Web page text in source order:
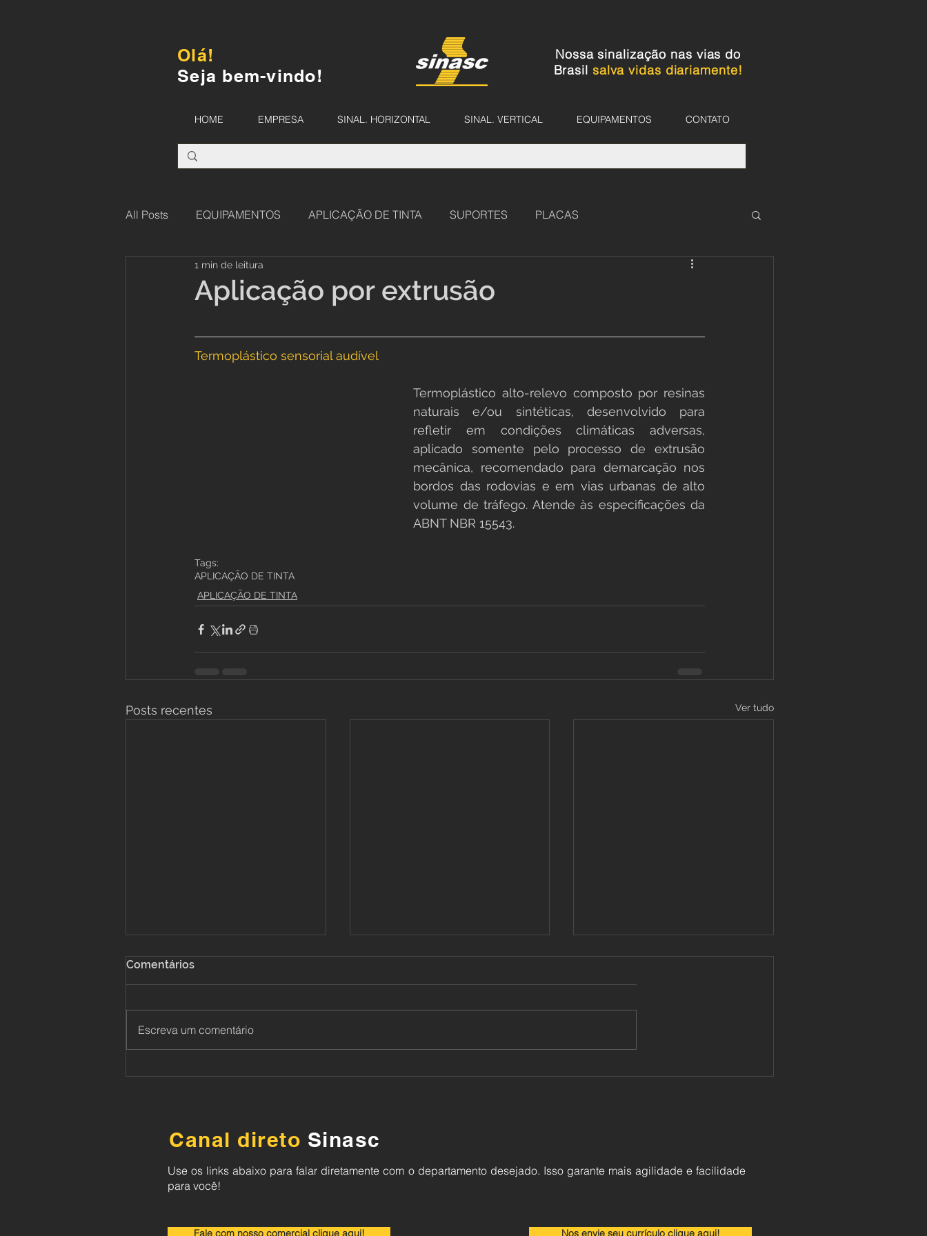
Olá!
Seja bem-vindo!
Nossa sinalização nas vias do
Brasil salva vidas diariamente!
HOME EMPRESA SINAL. HORIZONTAL SINAL. VERTICAL EQUIPAMENTOS CONTATO
All Posts EQUIPAMENTOS APLICAÇÃO DE TINTA SUPORTES PLACAS
Aplicação por extrusão
1 min de leitura
Termoplástico sensorial audível
Termoplástico alto-relevo composto por resinas
naturais e/ou sintéticas, desenvolvido para
refletir em condições climáticas adversas,
aplicado somente pelo processo de extrusão
mecânica, recomendado para demarcação nos
bordos das rodovias e em vias urbanas de alto
volume de tráfego. Atende às especificações da
ABNT NBR 15543.
Tags:
APLICAÇÃO DE TINTA
APLICAÇÃO DE TINTA
Posts recentes Ver tudo
Comentários
Escreva um comentário
Canal direto Sinasc
Use os links abaixo para falar diretamente com o departamento desejado. Isso garante mais agilidade e facilidade
para você!